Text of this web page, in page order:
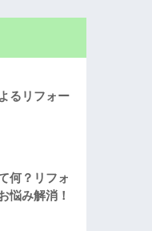
るリフォー
何？リフォ
悩み解消！